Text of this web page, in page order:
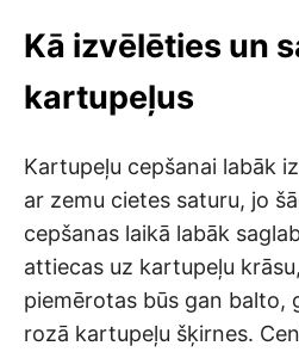
Kā izvēlēties un
kartupeļus
Kartupeļu cepšanai labāk
ar zemu cietes saturu, jo
cepšanas laikā labāk
attiecas uz kartupeļu
piemērotas būs gan balto,
rozā kartupeļu šķirnes.